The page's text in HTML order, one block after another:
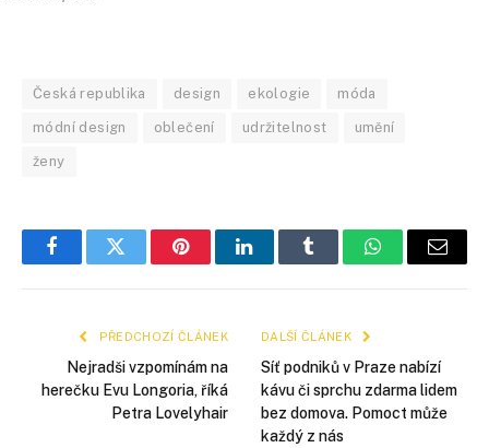
Česká republika design ekologie móda
módní design oblečení udržitelnost umění
ženy
FacebookTwitter PinterestLinkedInTumblr WhatsApp
E-
PŘEDCHOZÍ ČLÁNEK
Nejradši vzpomínám na
herečku Evu Longoria, říká
Petra Lovelyhair
DALŠÍ ČLÁNEK
Síť podniků v Praze nabízí
kávu či sprchu zdarma lidem
bez domova. Pomoct může
každý z nás